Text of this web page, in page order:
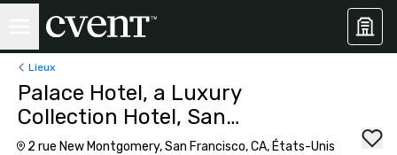
Lieux
Palace Hotel, a Luxury
Collection Hotel, San
Francisco
2 rue New Montgomery, San Francisco, CA, États-Unis